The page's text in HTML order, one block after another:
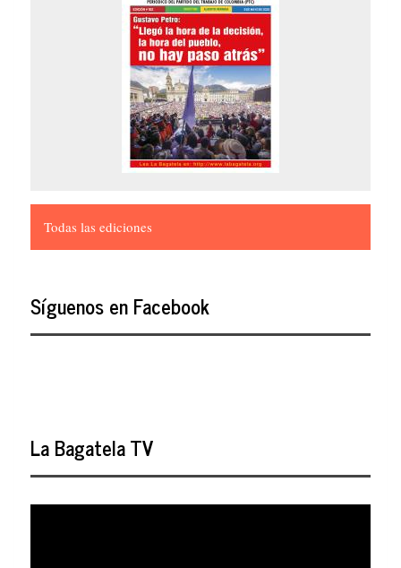
Todas las ediciones
Síguenos en Facebook
La Bagatela TV